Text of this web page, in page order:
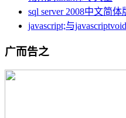
sql server 2008中文简体
javascript;与
广而告之